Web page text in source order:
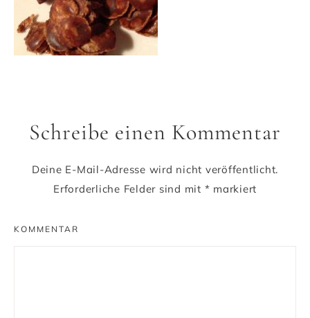
Schreibe einen Kommentar
Deine E-Mail-Adresse wird nicht veröffentlicht.
Erforderliche Felder sind mit * markiert
KOMMENTAR